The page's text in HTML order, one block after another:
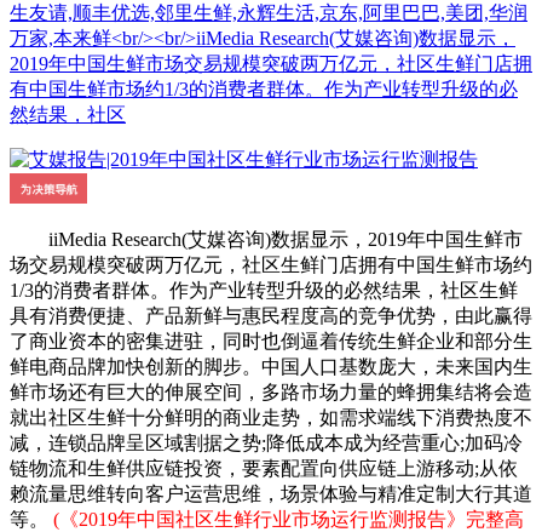
生友请,顺丰优选,邻里生鲜,永辉生活,京东,阿里巴巴,美团,华润
万家,本来鲜<br/><br/>iiMedia Research(艾媒咨询)数据显示，
2019年中国生鲜市场交易规模突破两万亿元，社区生鲜门店拥
有中国生鲜市场约1/3的消费者群体。作为产业转型升级的必
然结果，社区
iiMedia Research(艾媒咨询)数据显示，2019年中国生鲜市
场交易规模突破两万亿元，社区生鲜门店拥有中国生鲜市场约
1/3的消费者群体。作为产业转型升级的必然结果，社区生鲜
具有消费便捷、产品新鲜与惠民程度高的竞争优势，由此赢得
了商业资本的密集进驻，同时也倒逼着传统生鲜企业和部分生
鲜电商品牌加快创新的脚步。中国人口基数庞大，未来国内生
鲜市场还有巨大的伸展空间，多路市场力量的蜂拥集结将会造
就出社区生鲜十分鲜明的商业走势，如需求端线下消费热度不
减，连锁品牌呈区域割据之势;降低成本成为经营重心;加码冷
链物流和生鲜供应链投资，要素配置向供应链上游移动;从依
赖流量思维转向客户运营思维，场景体验与精准定制大行其道
等。
(《2019年中国社区生鲜行业市场运行监测报告》完整高